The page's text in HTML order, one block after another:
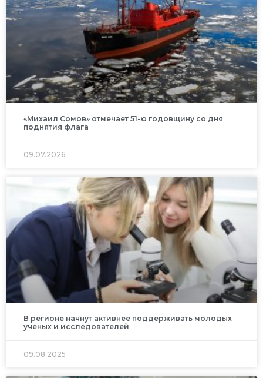
«Михаил Сомов» отмечает 51-ю годовщину со дня
поднятия флага
09.07.2026
В регионе начнут активнее поддерживать молодых
ученых и исследователей
09.08.2025